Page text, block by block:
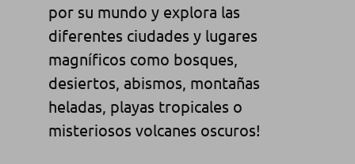
por su mundo y explora las
diferentes ciudades y lugares
magníficos como bosques,
desiertos, abismos, montañas
heladas, playas tropicales o
misteriosos volcanes oscuros!